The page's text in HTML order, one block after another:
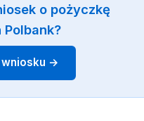
o pożyczkę
wniosku →